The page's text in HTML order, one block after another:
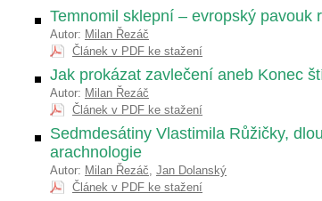
Temnomil sklepní – evropský pavouk
Autor: Milan Řezáč
Článek v PDF ke stažení
Jak prokázat zavlečení aneb Konec
Autor: Milan Řezáč
Článek v PDF ke stažení
Sedmdesátiny Vlastimila Růžičky,
arachnologie
Autor: Milan Řezáč, Jan Dolanský
Článek v PDF ke stažení